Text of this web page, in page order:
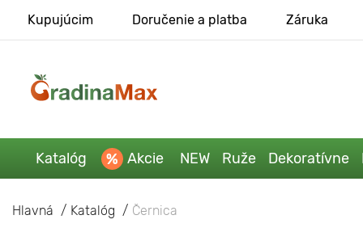
Kupujúcim Doručenie a platba Záruka
Katalóg Akcie NEW Ruže Dekoratívne
Hlavná Katalóg Černica